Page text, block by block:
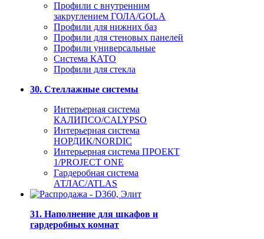
Профили с внутренним
закруглением ГОЛА/GOLA
Профили для нижних баз
Профили для стеновых панелей
Профили универсальные
Система КАТО
Профили для стекла
30. Стеллажные системы
Интерьерная система
КАЛИПСО/CALYPSO
Интерьерная система
НОРДИК/NORDIC
Интерьерная система ПРОЕКТ
1/PROJECT ONE
Гардеробная система
АТЛАС/ATLAS
31. Наполнение для шкафов и
гардеробных комнат